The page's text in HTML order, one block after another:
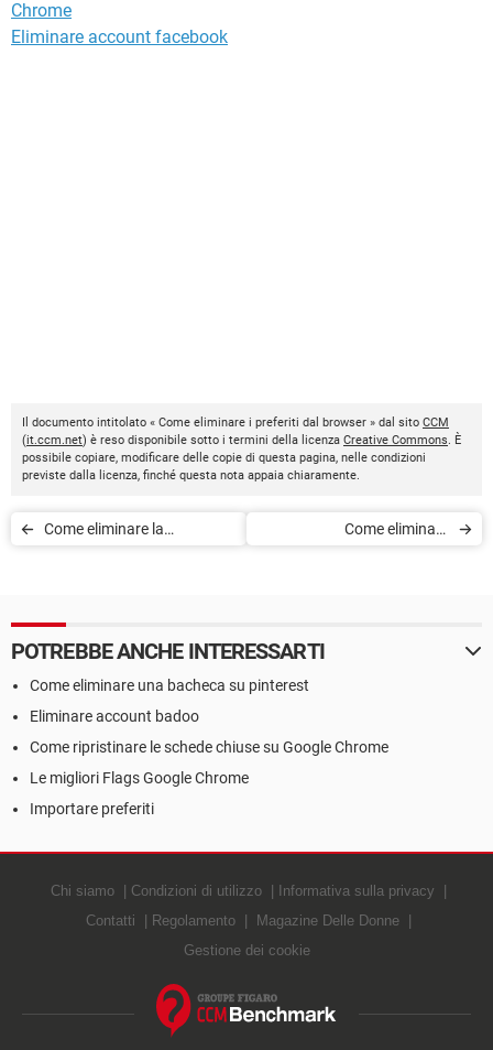
Chrome
Eliminare account facebook
Il documento intitolato « Come eliminare i preferiti dal browser » dal sito CCM
(it.ccm.net) è reso disponibile sotto i termini della licenza Creative Commons. È
possibile copiare, modificare delle copie di questa pagina, nelle condizioni
previste dalla licenza, finché questa nota appaia chiaramente.
Come eliminare la
Come eliminare
POTREBBE ANCHE INTERESSARTI
Come eliminare una bacheca su pinterest
Eliminare account badoo
Come ripristinare le schede chiuse su Google Chrome
Le migliori Flags Google Chrome
Importare preferiti
Chi siamo Condizioni di utilizzo
Informativa sulla privacy
Contatti
Regolamento
Magazine Delle Donne
Gestione dei cookie